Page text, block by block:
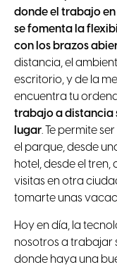
donde el trabajo
se fomenta la
con los brazos
distancia, el
escritorio, y de la
encuentra tu
trabajo a distancia
lugar. Te permite
el parque, desde
hotel, desde el
visitas en otra
tomarte unas
Hoy en día, la
nosotros a trabajar
donde haya una